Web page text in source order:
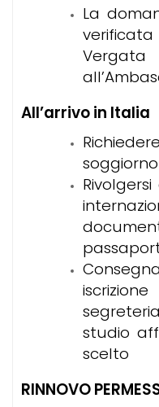
La
All’arrivo in Italia
soggiorno
studio
scelto
RINNOVO